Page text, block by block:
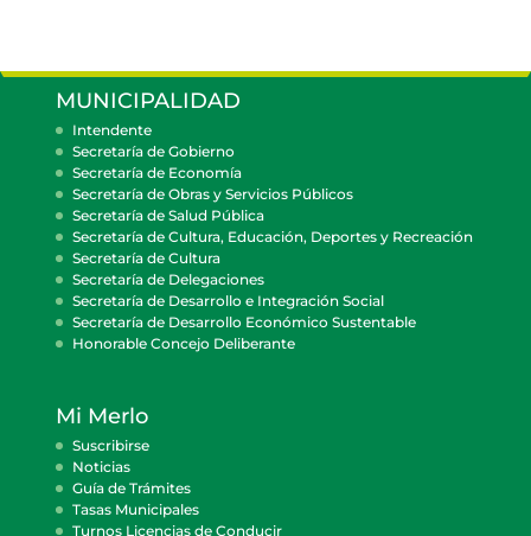
MUNICIPALIDAD
Intendente
Secretaría de Gobierno
Secretaría de Economía
Secretaría de Obras y Servicios Públicos
Secretaría de Salud Pública
Secretaría de Cultura, Educación, Deportes y Recreación
Secretaría de Cultura
Secretaría de Delegaciones
Secretaría de Desarrollo e Integración Social
Secretaría de Desarrollo Económico Sustentable
Honorable Concejo Deliberante
Mi Merlo
Suscribirse
Noticias
Guía de Trámites
Tasas Municipales
Turnos Licencias de Conducir